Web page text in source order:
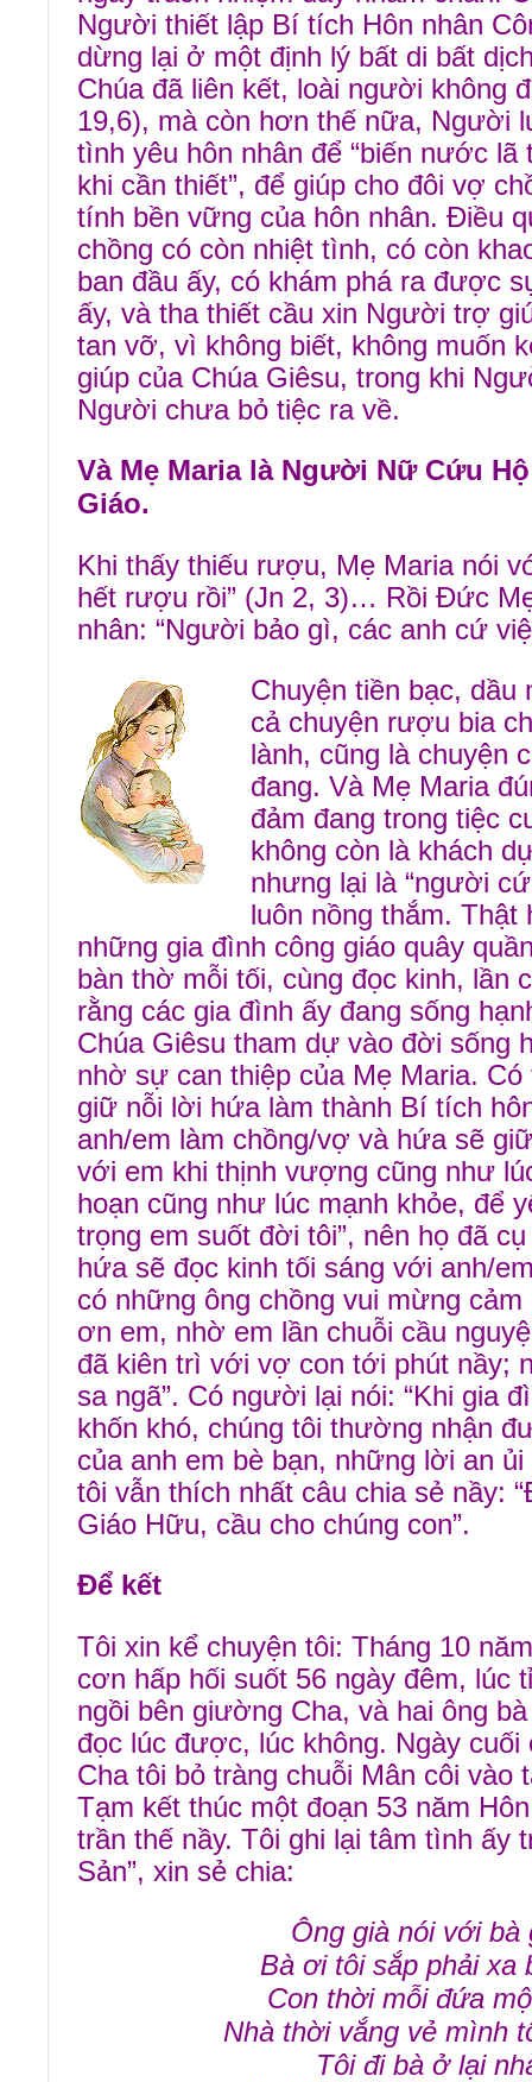
Người thiết lập Bí tích Hôn nhân
dừng lại ở một định lý bất di bất
Chúa đã liên kết, loài người không
19,6), mà còn hơn thế nữa, Người
tình yêu hôn nhân để “biến nước lã
khi cần thiết”, để giúp cho đôi vợ
tính bền vững của hôn nhân. Điều
chồng có còn nhiệt tình, có còn
ban đầu ấy, có khám phá ra được
ấy, và tha thiết cầu xin Người trợ
tan vỡ, vì không biết, không muốn
giúp của Chúa Giêsu, trong khi
Người chưa bỏ tiệc ra về.
Và Mẹ Maria là Người Nữ Cứu
Giáo.
Khi thấy thiếu rượu, Mẹ Maria nói
hết rượu rồi” (Jn 2, 3)… Rồi Đức
nhân: “Người bảo gì, các anh cứ
Chuyện tiền bạc, dầu
cả chuyện rượu bia
lành, cũng là chuyện
đang. Và Mẹ Maria
đảm đang trong tiệc
không còn là khách
nhưng lại là “người
luôn nồng thắm. Thật
những gia đình công giáo quây
bàn thờ mỗi tối, cùng đọc kinh, lần
rằng các gia đình ấy đang sống
Chúa Giêsu tham dự vào đời sống
nhờ sự can thiệp của Mẹ Maria. Có
giữ nỗi lời hứa làm thành Bí tích
anh/em làm chồng/vợ và hứa sẽ
với em khi thịnh vượng cũng như
hoạn cũng như lúc mạnh khỏe, để
trọng em suốt đời tôi”, nên họ đã
hứa sẽ đọc kinh tối sáng với anh/
có những ông chồng vui mừng
ơn em, nhờ em lần chuỗi cầu
đã kiên trì với vợ con tới phút nầy;
sa ngã”. Có người lại nói: “Khi gia
khốn khó, chúng tôi thường nhận
của anh em bè bạn, những lời an
tôi vẫn thích nhất câu chia sẻ nầy:
Giáo Hữu, cầu cho chúng con”.
Để kết
Tôi xin kể chuyện tôi: Tháng 10
cơn hấp hối suốt 56 ngày đêm, lúc
ngồi bên giường Cha, và hai ông
đọc lúc được, lúc không. Ngày cuối
Cha tôi bỏ tràng chuỗi Mân côi vào
Tạm kết thúc một đoạn 53 năm
trần thế nầy. Tôi ghi lại tâm tình ấy
Sản”, xin sẻ chia:
Ông già nói với bà
Bà ơi tôi sắp phải xa
Con thời mỗi đứa
Nhà thời vắng vẻ mình
Tôi đi bà ở lại